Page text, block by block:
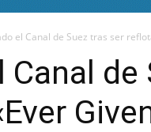
el Canal de Suez tras ser
de